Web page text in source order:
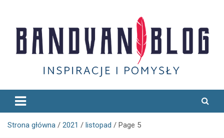
content
Bandvan
Strona główna 2021 listopad Page 5